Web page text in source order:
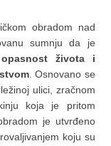
obradom nad
sumnju da je
života i
. Osnovano se
ulici, zračnom
koja je pritom
je utvrđeno
koju su